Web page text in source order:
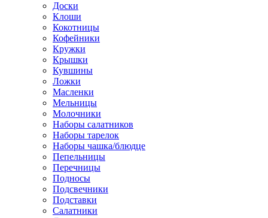
Доски
Клоши
Кокотницы
Кофейники
Кружки
Крышки
Кувшины
Ложки
Масленки
Мельницы
Молочники
Наборы салатников
Наборы тарелок
Наборы чашка/блюдце
Пепельницы
Перечницы
Подносы
Подсвечники
Подставки
Салатники